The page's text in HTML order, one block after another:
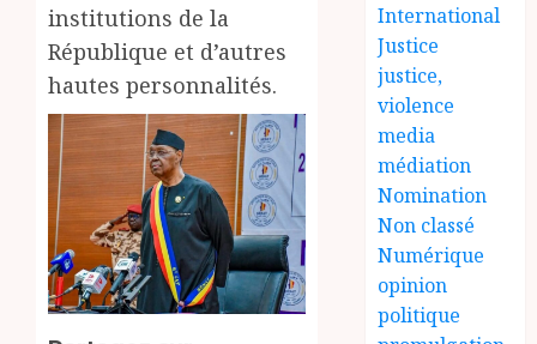
institutions de la
République et d’autres
hautes personnalités.
International
Justice
justice,
violence
media
médiation
Nomination
Non classé
Numérique
opinion
politique